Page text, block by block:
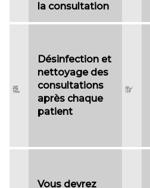
la consultation
Désinfection et
nettoyage des
consultations
après chaque
patient
Vous devrez